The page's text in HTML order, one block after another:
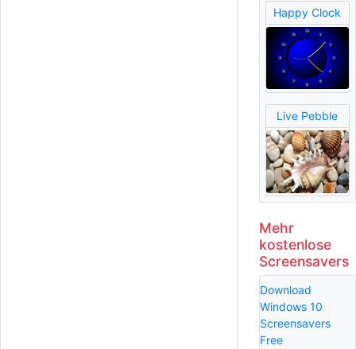
Happy Clock
Live Pebble
Mehr
kostenlose
Screensavers
Download
Windows 10
Screensavers
Free